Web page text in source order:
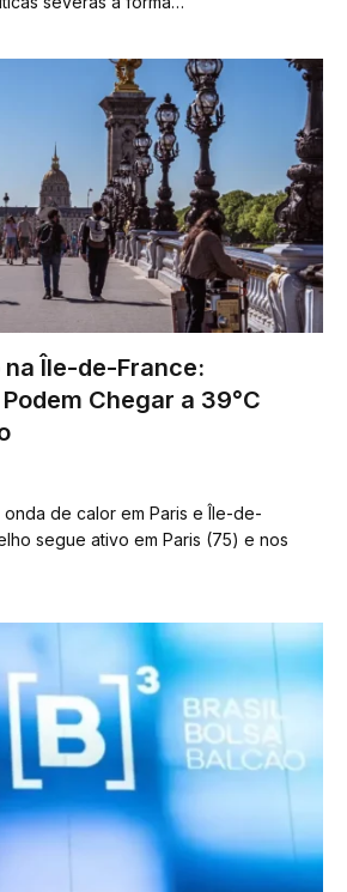
Île-de-France:
Chegar a 39°C
de calor em Paris e Île-de-
segue ativo em Paris (75) e nos